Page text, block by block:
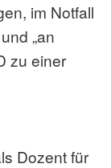
im Notfall
„an
zu einer
Dozent für